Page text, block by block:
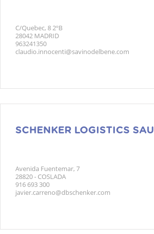
C/Quebec, 8 2ºB
28042 MADRID
963241350
claudio.innocenti@savinodelbene.com
SCHENKER LOGISTICS SAU
Avenida Fuentemar, 7
28820 - COSLADA
916 693 300
javier.carreno@dbschenker.com